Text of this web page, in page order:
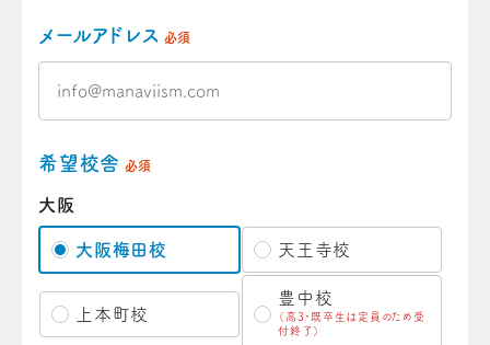
メールアドレス 必須
希望校舎 必須
大阪
大阪梅田校 天王寺校
上本町校
豊中校
（高3・既卒生は定員のため受
付終了）